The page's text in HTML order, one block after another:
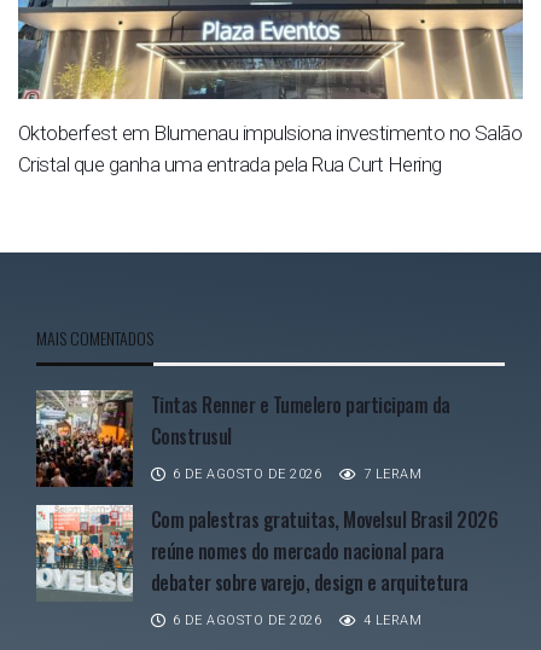
Oktoberfest em Blumenau impulsiona investimento no Salão
Cristal que ganha uma entrada pela Rua Curt Hering
MAIS COMENTADOS
Tintas Renner e Tumelero participam da
Construsul
6 DE AGOSTO DE 2026 7 LERAM
Com palestras gratuitas, Movelsul Brasil 2026
reúne nomes do mercado nacional para
debater sobre varejo, design e arquitetura
6 DE AGOSTO DE 2026 4 LERAM